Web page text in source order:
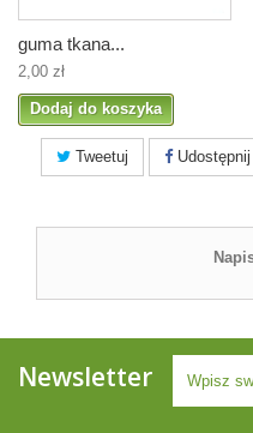
guma tkana...
2,00 zł
Dodaj do koszyka
Tweetuj Udostępnij
Newsletter